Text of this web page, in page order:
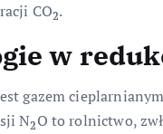
CO2.
w
gazem
N2 O to rolnictwo,